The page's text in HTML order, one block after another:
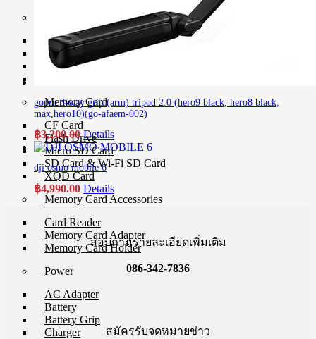
Camera Strap
Hand Strap
Quick Strap
Memory Card
CF Card
Flash Drive
Micro SD Card
SD Card & Wi-Fi SD Card
XQD Card
Memory Card Accessories
Card Reader
Memory Card Adapter
Memory Card Holder
Power
AC Adapter
Battery
Battery Grip
Charger
gopro 3-way grip (arm) tripod 2.0 (hero9 black, hero8 black,
max,hero10)(go-afaem-002)
฿3,200.00 Details
dji osmo mobile 6
฿4,990.00 Details
สอบถามรายละเอียดเพิ่มเติม
086-342-7836
สมัครรับจดหมายข่าว